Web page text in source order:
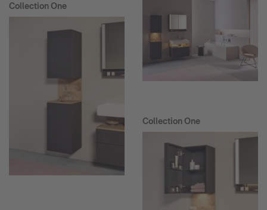
Collection One
Collection One